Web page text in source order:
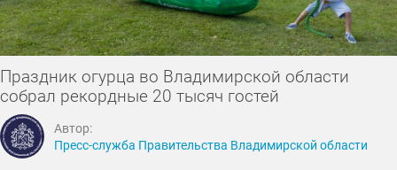
Праздник огурца во Владимирской области
собрал рекордные 20 тысяч гостей
Автор:
Пресс-служба Правительства Владимирской области